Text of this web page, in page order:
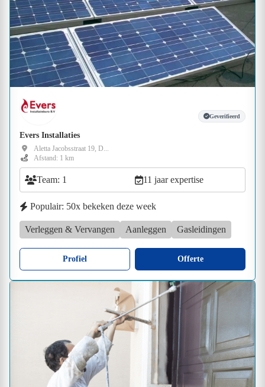
Geverifieerd
Evers Installaties
Aletta Jacobsstraat 19, D...
Afstand: 1 km
Team: 1 11 jaar expertise
Populair: 50x bekeken deze week
Verleggen & Vervangen Aanleggen Gasleidingen
Profiel Offerte